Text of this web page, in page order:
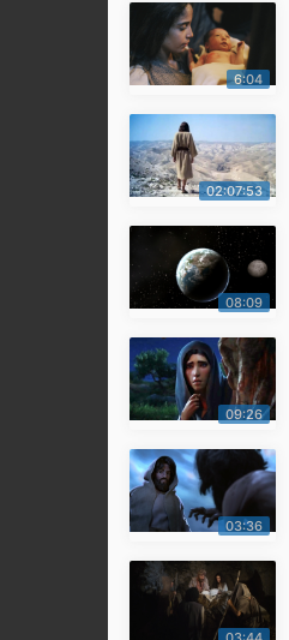
6:04
02:07:53
08:09
09:26
03:36